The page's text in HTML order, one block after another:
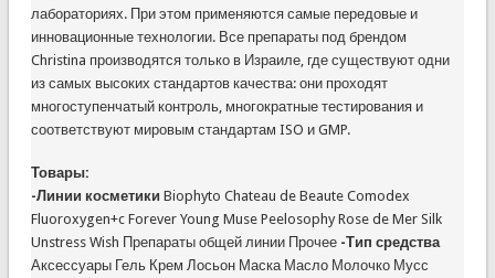
лабораториях. При этом применяются самые передовые и
инновационные технологии. Все препараты под брендом
Christina производятся только в Израиле, где существуют одни
из самых высоких стандартов качества: они проходят
многоступенчатый контроль, многократные тестирования и
соответствуют мировым стандартам ISO и GMP.
Товары:
-Линии косметики Biophyto Chateau de Beaute Comodex
Fluoroxygen+c Forever Young Muse Peelosophy Rose de Mer Silk
Unstress Wish Препараты общей линии Прочее -Тип средства
Аксессуары Гель Крем Лосьон Маска Масло Молочко Мусс